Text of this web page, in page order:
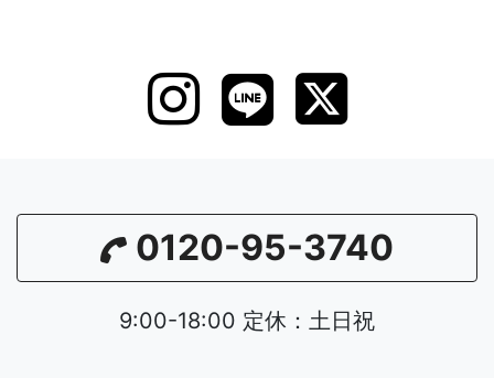
0120-95-3740
9:00-18:00 定休：土日祝